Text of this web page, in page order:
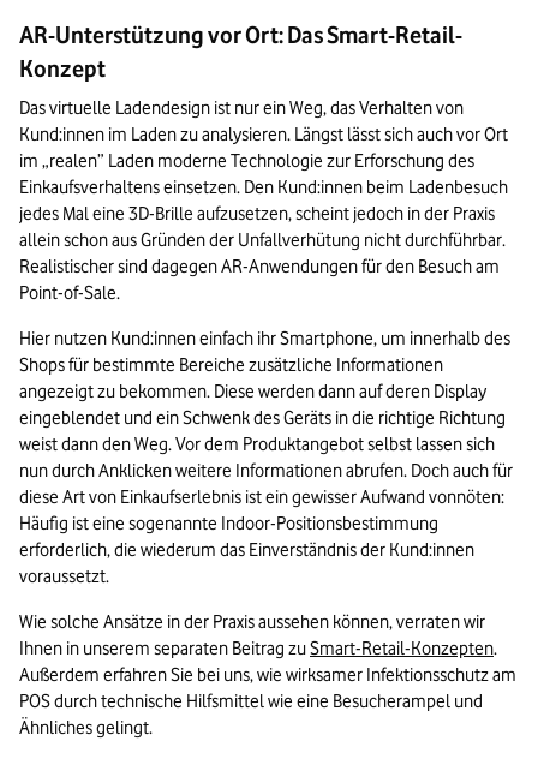
AR-Unterstützung vor Ort: Das Smart-Retail-
Konzept
Das virtuelle Ladendesign ist nur ein Weg, das Verhalten von
Kund:innen im Laden zu analysieren. Längst lässt sich auch vor Ort
im „realen” Laden moderne Technologie zur Erforschung des
Einkaufsverhaltens einsetzen. Den Kund:innen beim Ladenbesuch
jedes Mal eine 3D-Brille aufzusetzen, scheint jedoch in der Praxis
allein schon aus Gründen der Unfallverhütung nicht durchführbar.
Realistischer sind dagegen AR-Anwendungen für den Besuch am
Point-of-Sale.
Hier nutzen Kund:innen einfach ihr Smartphone, um innerhalb des
Shops für bestimmte Bereiche zusätzliche Informationen
angezeigt zu bekommen. Diese werden dann auf deren Display
eingeblendet und ein Schwenk des Geräts in die richtige Richtung
weist dann den Weg. Vor dem Produktangebot selbst lassen sich
nun durch Anklicken weitere Informationen abrufen. Doch auch für
diese Art von Einkaufserlebnis ist ein gewisser Aufwand vonnöten:
Häufig ist eine sogenannte Indoor-Positionsbestimmung
erforderlich, die wiederum das Einverständnis der Kund:innen
voraussetzt.
Wie solche Ansätze in der Praxis aussehen können, verraten wir
Ihnen in unserem separaten Beitrag zu Smart-Retail-Konzepten.
Außerdem erfahren Sie bei uns, wie wirksamer Infektionsschutz am
POS durch technische Hilfsmittel wie eine Besucherampel und
Ähnliches gelingt.